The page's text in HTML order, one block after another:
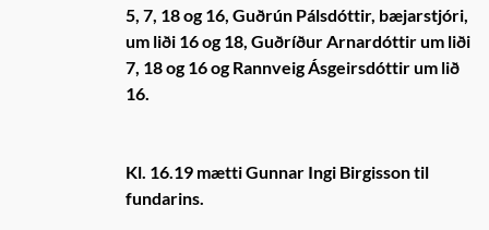
5, 7, 18 og 16, Guðrún Pálsdóttir, bæjarstjóri,
um liði 16 og 18, Guðríður Arnardóttir um liði
7, 18 og 16 og Rannveig Ásgeirsdóttir um lið
16.
Kl. 16.19 mætti Gunnar Ingi Birgisson til
fundarins.